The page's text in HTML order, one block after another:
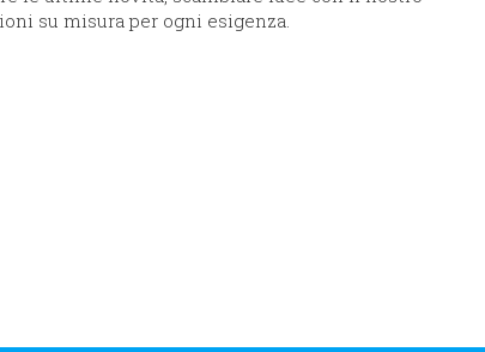
su misura per ogni esigenza.